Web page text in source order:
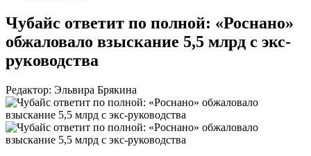
Чубайс ответит по полной: «Роснано»
обжаловало взыскание 5,5 млрд с экс-
руководства
Редактор: Эльвира Брякина